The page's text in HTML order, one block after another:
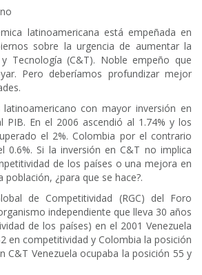
latinoamericana está empeñada en
sobre la urgencia de aumentar la
Tecnología (C&T). Noble empeño que
Pero deberíamos profundizar mejor
con mayor inversión en
PIB. En el 2006 ascendió al 1.74% y los
el 2%. Colombia por el contrario
0.6%. Si la inversión en C&T no implica
de los países o una mejora en
población, ¿para que se hace?.
de Competitividad (RGC) del Foro
independiente que lleva 30 años
de los países) en el 2001 Venezuela
en competitividad y Colombia la posición
C&T Venezuela ocupaba la posición 55 y